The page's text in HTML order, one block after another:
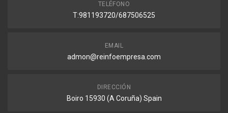
TELÉFONO
T:981193720/687506525
EMAIL
admon@reinfoempresa.com
DIRECCIÓN
Boiro 15930 (A Coruña) Spain